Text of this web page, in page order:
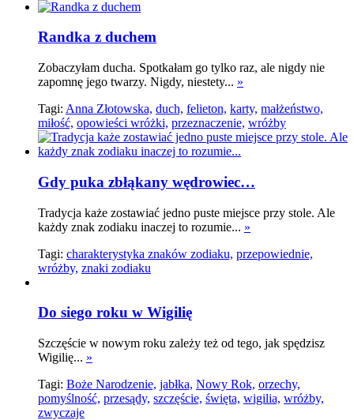
Randka z duchem
Zobaczyłam ducha. Spotkałam go tylko raz, ale nigdy nie
zapomnę jego twarzy. Nigdy, niestety... »
Tagi: Anna Złotowska, duch, felieton, karty, małżeństwo,
miłość, opowieści wróżki, przeznaczenie, wróżby
Gdy puka zbłąkany wędrowiec…
Tradycja każe zostawiać jedno puste miejsce przy stole. Ale
każdy znak zodiaku inaczej to rozumie... »
Tagi: charakterystyka znaków zodiaku, przepowiednie,
wróżby, znaki zodiaku
Do siego roku w Wigilię
Szczęście w nowym roku zależy też od tego, jak spędzisz
Wigilię... »
Tagi: Boże Narodzenie, jabłka, Nowy Rok, orzechy,
pomyślność, przesądy, szczęście, święta, wigilia, wróżby,
zwyczaje